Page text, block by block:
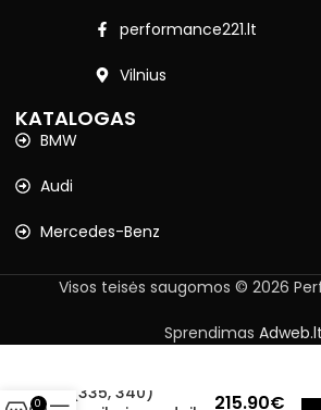
performance221.lt
Vilnius
KATALOGAS
BMW
Audi
Mercedes-Benz
Visos teisės saugomos © 2026
Sprendimas Adweb.lt
(335, 340)
215.90€
0